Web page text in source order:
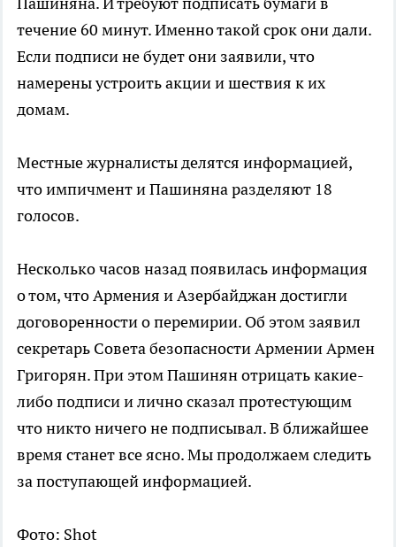
течение 60 минут. Именно такой срок они дали.
Если подписи не будет они заявили, что
намерены устроить акции и шествия к их
домам.
Местные журналисты делятся информацией,
что импичмент и Пашиняна разделяют 18
голосов.
Несколько часов назад появилась информация
о том, что Армения и Азербайджан достигли
договоренности о перемирии. Об этом заявил
секретарь Совета безопасности Армении Армен
Григорян. При этом Пашинян отрицать какие-
либо подписи и лично сказал протестующим
что никто ничего не подписывал. В ближайшее
время станет все ясно. Мы продолжаем следить
за поступающей информацией.
Фото: Shot